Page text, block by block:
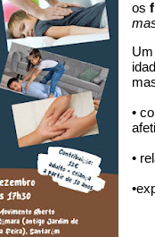
os
•
•